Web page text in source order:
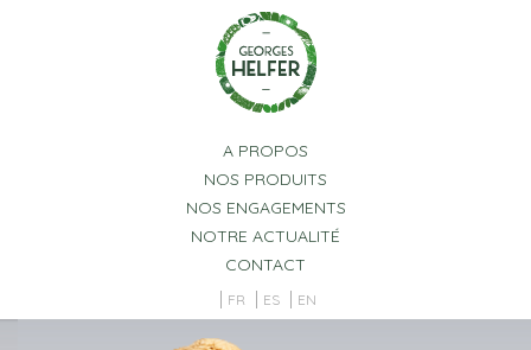
A PROPOS
NOS PRODUITS
NOS ENGAGEMENTS
NOTRE ACTUALITÉ
CONTACT
FR ES EN
Panneau de gestion des cookies